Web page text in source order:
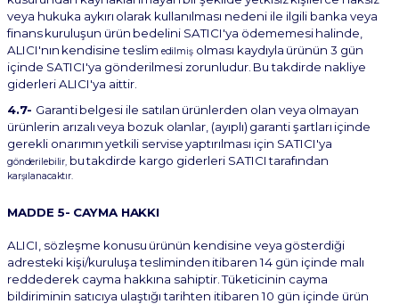
veya hukuka aykırı olarak kullanılması nedeni ile ilgili banka veya
finanskuruluşun ürün bedelini SATICI'ya ödememesi halinde,
ALICI'nın kendisine teslim edilmiş olması kaydıyla ürünün 3 gün
içinde SATICI'ya gönderilmesi zorunludur. Bu takdirde nakliye
giderleri ALICI'ya aittir.
4.7- Garanti belgesi ile satılan ürünlerden olan veya olmayan
ürünlerin arızalı veya bozuk olanlar, (ayıplı) garantişartları içinde
gerekli onarımınyetkili servise yaptırılması için SATICI'ya
gönderilebilir, bu takdirde kargo giderleri SATICI tarafından
karşılanacaktır.
MADDE 5- CAYMA HAKKI
ALICI, sözleşme konusu ürünün kendisine veya gösterdiği
adresteki kişi/kuruluşa tesliminden itibaren 14 gün içinde malı
reddederek cayma hakkına sahiptir. Tüketicinin cayma
bildiriminin satıcıya ulaştığı tarihten itibaren 10 gün içinde ürün